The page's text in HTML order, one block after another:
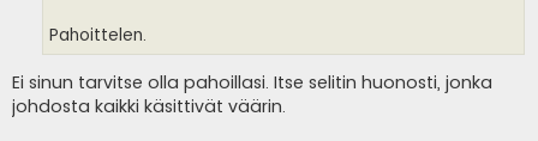
Pahoittelen.
Ei sinun tarvitse olla pahoillasi. Itse selitin huonosti, jonka
johdosta kaikki käsittivät väärin.